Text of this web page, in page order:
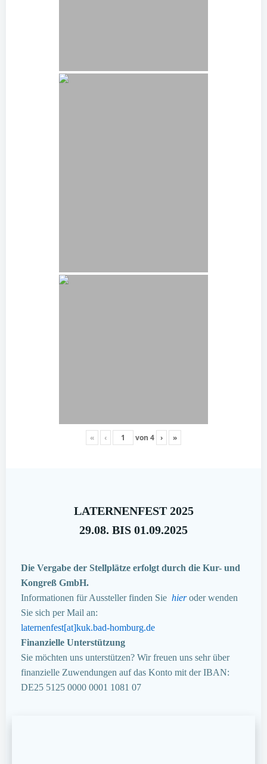
« ‹ von 4 › »
LATERNENFEST 2025
29.08. BIS 01.09.2025
Die Vergabe der Stellplätze erfolgt durch die Kur- und
Kongreß GmbH.
Informationen für Aussteller finden Sie hieroder wenden
Sie sich per Mail an:
laternenfest[at]kuk.bad-homburg.de
Finanzielle Unterstützung
Sie möchten uns unterstützen? Wir freuen uns sehr über
finanzielle Zuwendungen auf das Konto mit der IBAN:
DE25 5125 0000 0001 1081 07